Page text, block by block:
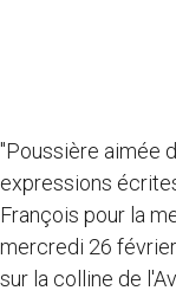
"Poussière aimée
expressions
François pour la
mercredi 26
sur la colline de